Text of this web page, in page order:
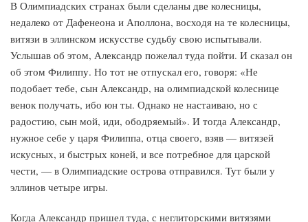
В Олимпиадских странах были сделаны две колесницы,
недалеко от Дафенеона и Аполлона, восходя на те колесницы,
витязи в эллинском искусстве судьбу свою испытывали.
Услышав об этом, Александр пожелал туда пойти. И сказал он
об этом Филиппу. Но тот не отпускал его, говоря: «Не
подобает тебе, сын Александр, на олимпиадской колеснице
венок получать, ибо юн ты. Однако не настаиваю, но с
радостию, сын мой, иди, ободряемый». И тогда Александр,
нужное себе у царя Филиппа, отца своего, взяв — витязей
искусных, и быстрых коней, и все потребное для царской
чести, — в Олимпиадские острова отправился. Тут были у
эллинов четыре игры.
Когда Александр пришел туда, с неглиторскими витязями